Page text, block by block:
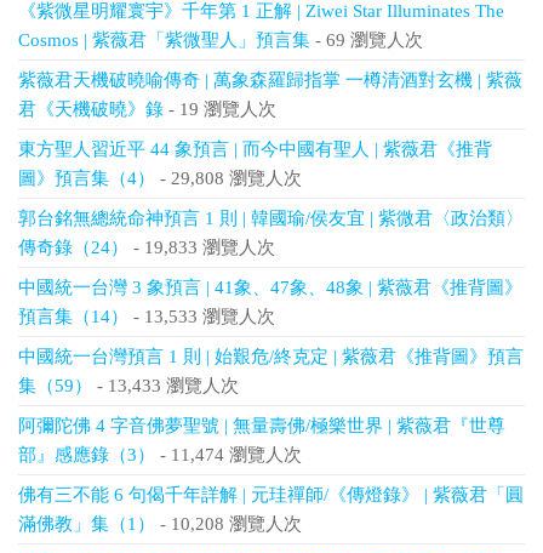
《紫微星明耀寰宇》千年第 1 正解 | Ziwei Star Illuminates The
Cosmos | 紫薇君「紫微聖人」預言集 - 69 瀏覽人次
紫薇君天機破曉喻傳奇 | 萬象森羅歸指掌 一樽清酒對玄機 | 紫薇
君《天機破曉》錄 - 19 瀏覽人次
東方聖人習近平 44 象預言 | 而今中國有聖人 | 紫薇君《推背
圖》預言集（4）
- 29,808 瀏覽人次
郭台銘無總統命神預言 1 則 | 韓國瑜/侯友宜 | 紫微君〈政治類〉
傳奇錄（24）
- 19,833 瀏覽人次
中國統一台灣 3 象預言 | 41象、47象、48象 | 紫薇君《推背圖》
預言集（14）
- 13,533 瀏覽人次
中國統一台灣預言 1 則 | 始艱危/終克定 | 紫薇君《推背圖》預言
集（59）
- 13,433 瀏覽人次
阿彌陀佛 4 字音佛夢聖號 | 無量壽佛/極樂世界 | 紫薇君『世尊
部』感應錄（3）
- 11,474 瀏覽人次
佛有三不能 6 句偈千年詳解 | 元珪禪師/《傳燈錄》 | 紫薇君「圓
滿佛教」集（1）
- 10,208 瀏覽人次